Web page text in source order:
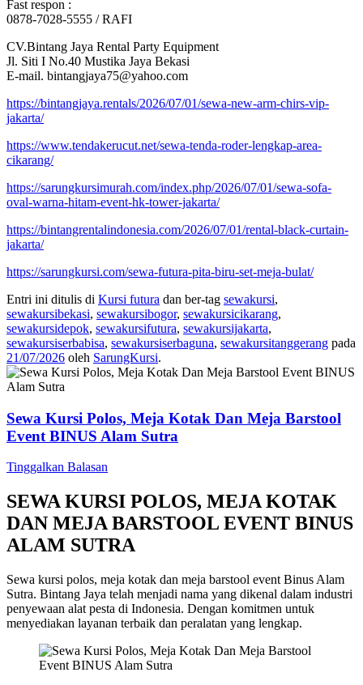
Fast respon :
0878-7028-5555 / RAFI
CV.Bintang Jaya Rental Party Equipment
Jl. Siti I No.40 Mustika Jaya Bekasi
E-mail. bintangjaya75@yahoo.com
https://bintangjaya.rentals/2026/07/01/sewa-new-arm-chirs-vip-
jakarta/
https://www.tendakerucut.net/sewa-tenda-roder-lengkap-area-
cikarang/
https://sarungkursimurah.com/index.php/2026/07/01/sewa-sofa-
oval-warna-hitam-event-hk-tower-jakarta/
https://bintangrentalindonesia.com/2026/07/01/rental-black-curtain-
jakarta/
https://sarungkursi.com/sewa-futura-pita-biru-set-meja-bulat/
Entri ini ditulis di Kursi futura dan ber-tag sewakursi,
sewakursibekasi, sewakursibogor, sewakursicikarang,
sewakursidepok, sewakursifutura, sewakursijakarta,
sewakursiserbabisa, sewakursiserbaguna, sewakursitanggerang pada
21/07/2026 oleh SarungKursi.
Sewa Kursi Polos, Meja Kotak Dan Meja Barstool
Event BINUS Alam Sutra
Tinggalkan Balasan
SEWA KURSI POLOS, MEJA KOTAK
DAN MEJA BARSTOOL EVENT BINUS
ALAM SUTRA
Sewa kursi polos, meja kotak dan meja barstool event Binus Alam
Sutra. Bintang Jaya telah menjadi nama yang dikenal dalam industri
penyewaan alat pesta di Indonesia. Dengan komitmen untuk
menyediakan layanan terbaik dan peralatan yang lengkap.